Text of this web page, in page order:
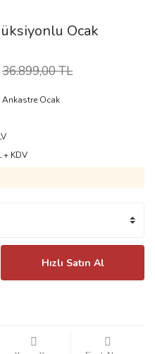
Ocak
36.899,00 TL
Ankastre Ocak
+ KDV
Hızlı Satın Al